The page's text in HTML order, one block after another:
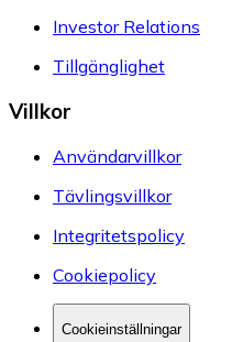
Investor Relations
Tillgänglighet
Villkor
Användarvillkor
Tävlingsvillkor
Integritetspolicy
Cookiepolicy
Cookieinställningar